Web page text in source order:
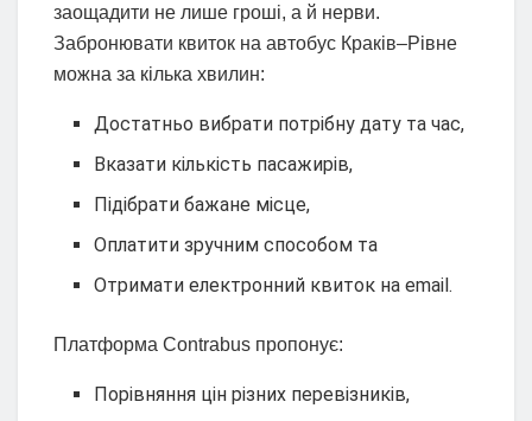
заощадити не лише гроші, а й нерви.
Забронювати квиток на автобус Краків–Рівне
можна за кілька хвилин:
Достатньо вибрати потрібну дату та час,
Вказати кількість пасажирів,
Підібрати бажане місце,
Оплатити зручним способом та
Отримати електронний квиток на email.
Платформа Contrabus пропонує:
Порівняння цін різних перевізників,